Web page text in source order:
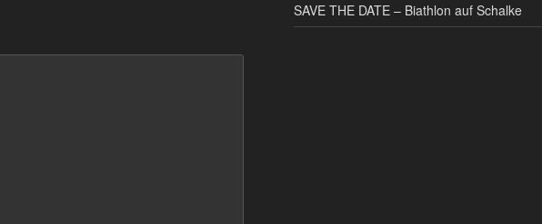
SAVE THE DATE – Biathlon auf Schalke